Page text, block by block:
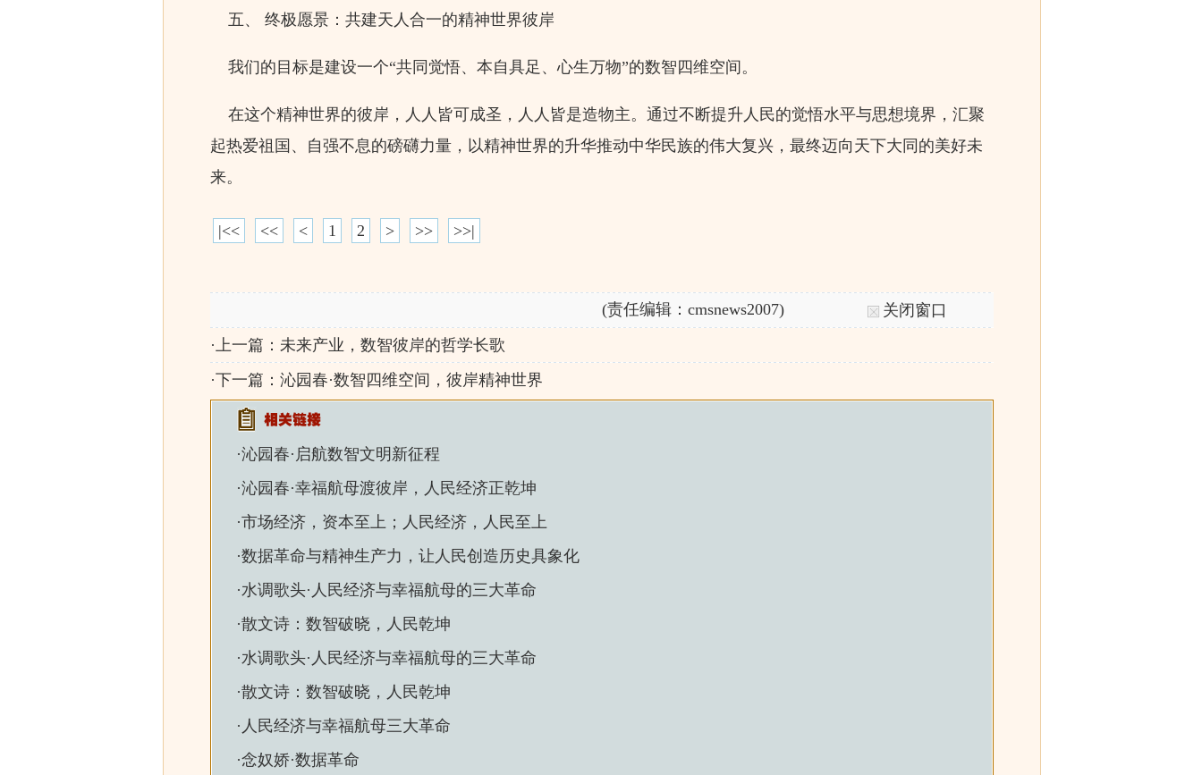
五、 终极愿景：共建天人合一的精神世界彼岸
我们的目标是建设一个“共同觉悟、本自具足、心生万物”的数智四维空间。
在这个精神世界的彼岸，人人皆可成圣，人人皆是造物主。通过不断提升人民的觉悟水平与思想境界，汇聚
起热爱祖国、自强不息的磅礴力量，以精神世界的升华推动中华民族的伟大复兴，最终迈向天下大同的美好未
来。
|<< << < 1 2 > >> >>|
(责任编辑：cmsnews2007)
关闭窗口
·上一篇： 未来产业，数智彼岸的哲学长歌
·下一篇： 沁园春·数智四维空间，彼岸精神世界
·沁园春·启航数智文明新征程
·沁园春·幸福航母渡彼岸，人民经济正乾坤
·市场经济，资本至上；人民经济，人民至上
·数据革命与精神生产力，让人民创造历史具象化
·水调歌头·人民经济与幸福航母的三大革命
·散文诗：数智破晓，人民乾坤
·水调歌头·人民经济与幸福航母的三大革命
·散文诗：数智破晓，人民乾坤
· 人民经济与幸福航母三大革命
·念奴娇·数据革命